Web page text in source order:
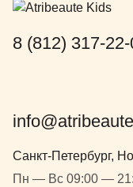
8 (812) 317-
Санкт-Петербург,
Пн — Вс 09:00 —